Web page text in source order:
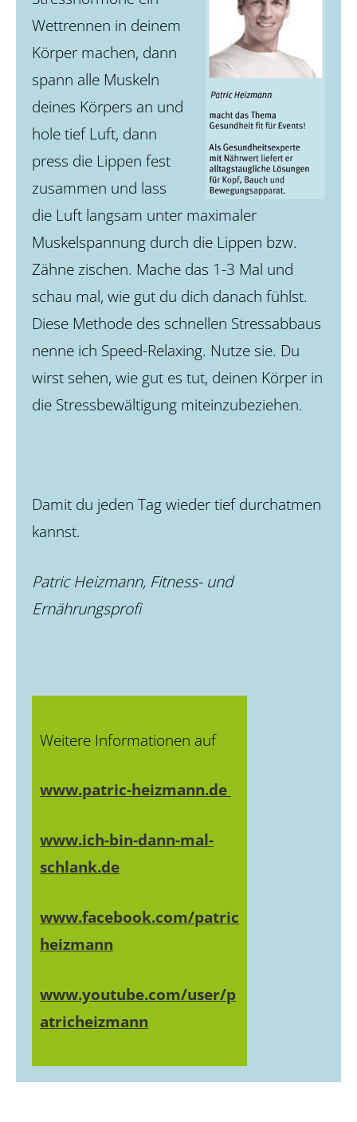
Wettrennen in deinem
Körper machen, dann
spann alle Muskeln
deines Körpers an und
hole tief Luft, dann
press die Lippen fest
zusammen und lass
die Luft langsam unter maximaler
Muskelspannung durch die Lippen bzw.
Zähne zischen. Mache das 1-3 Mal und
schau mal, wie gut du dich danach fühlst.
Diese Methode des schnellen Stressabbaus
nenne ich Speed-Relaxing. Nutze sie. Du
wirst sehen, wie gut es tut, deinen Körper in
die Stressbewältigung miteinzubeziehen.
Damit du jeden Tag wieder tief durchatmen
kannst.
Patric Heizmann, Fitness- und
Ernährungsprofi
Weitere Informationen auf
www.patric-heizmann.de
www.ich-bin-dann-mal-
schlank.de
www.facebook.com/patric
heizmann
www.youtube.com/user/p
atricheizmann